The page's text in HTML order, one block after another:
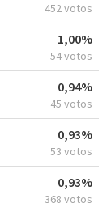
452 votos
1,00%
54 votos
0,94%
45 votos
0,93%
53 votos
0,93%
368 votos